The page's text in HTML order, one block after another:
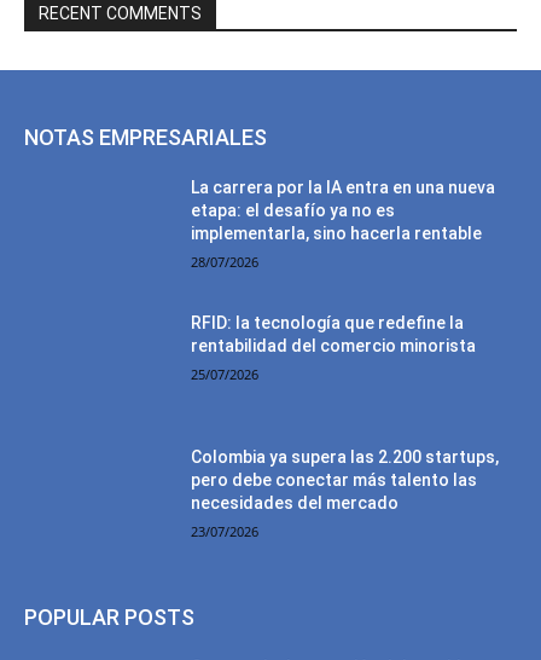
RECENT COMMENTS
NOTAS EMPRESARIALES
La carrera por la IA entra en una nueva
etapa: el desafío ya no es
implementarla, sino hacerla rentable
28/07/2026
RFID: la tecnología que redefine la
rentabilidad del comercio minorista
25/07/2026
Colombia ya supera las 2.200 startups,
pero debe conectar más talento las
necesidades del mercado
23/07/2026
POPULAR POSTS